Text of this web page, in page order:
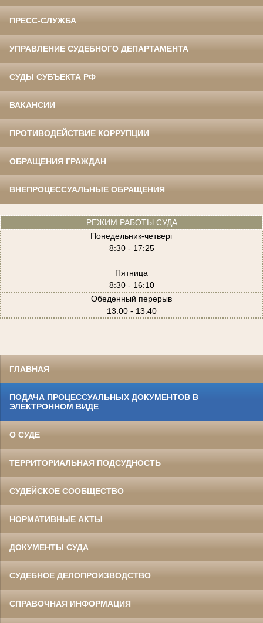
ПРЕСС-СЛУЖБА
УПРАВЛЕНИЕ СУДЕБНОГО ДЕПАРТАМЕНТА
СУДЫ СУБЪЕКТА РФ
ВАКАНСИИ
ПРОТИВОДЕЙСТВИЕ КОРРУПЦИИ
ОБРАЩЕНИЯ ГРАЖДАН
ВНЕПРОЦЕССУАЛЬНЫЕ ОБРАЩЕНИЯ
РЕЖИМ РАБОТЫ СУДА
Понедельник-четверг
8:30 - 17:25
Пятница
8:30 - 16:10
Обеденный перерыв
13:00 - 13:40
ГЛАВНАЯ
ПОДАЧА ПРОЦЕССУАЛЬНЫХ ДОКУМЕНТОВ В
ЭЛЕКТРОННОМ ВИДЕ
О СУДЕ
ТЕРРИТОРИАЛЬНАЯ ПОДСУДНОСТЬ
СУДЕЙСКОЕ СООБЩЕСТВО
НОРМАТИВНЫЕ АКТЫ
ДОКУМЕНТЫ СУДА
СУДЕБНОЕ ДЕЛОПРОИЗВОДСТВО
СПРАВОЧНАЯ ИНФОРМАЦИЯ